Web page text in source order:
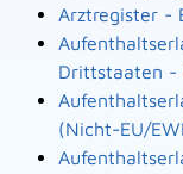
Arztregister -
Drittstaaten -
(Nicht-EU/